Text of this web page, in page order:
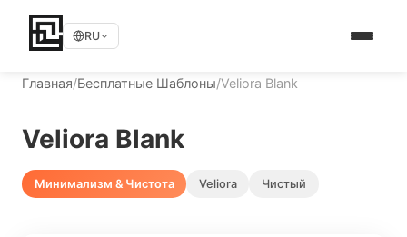
RU
Главная/Бесплатные Шаблоны/Veliora Blank
Veliora Blank
Минимализм & Чистота Veliora Чистый